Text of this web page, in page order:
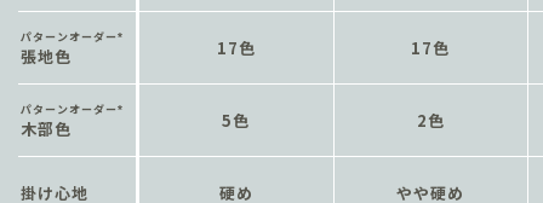
必要なパーツだけを
point ３：
耐久性が高く、交換可能な
構造とデザイン
スリーピングソファにはベッドマットレスに使用されるコイルバネ
を使用しており、ソファというよりまさにベッド。さらにシートご
パターンオーダー
張地色
パターンオーダー
木部色
掛け心地
17色
5色
硬め
17色
2色
やや硬め